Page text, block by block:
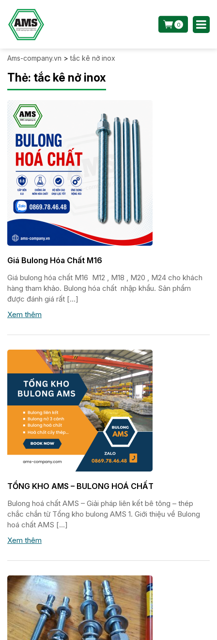
0
Ams-company.vn >tắc kê nở inox
Thẻ: tắc kê nở inox
Giá Bulong Hóa Chất M16
Giá bulong hóa chất M16 M12 , M18 , M20 , M24 cho khách
hàng tham khảo. Bulong hóa chất nhập khẩu. Sản phẩm
được đánh giá rất […]
Xem thêm
TỔNG KHO AMS – BULONG HOÁ CHẤT
Bulong hoá chất AMS – Giải pháp liên kết bê tông – thép
chắc chắn từ Tổng kho bulong AMS 1. Giới thiệu về Bulong
hoá chất AMS […]
Xem thêm